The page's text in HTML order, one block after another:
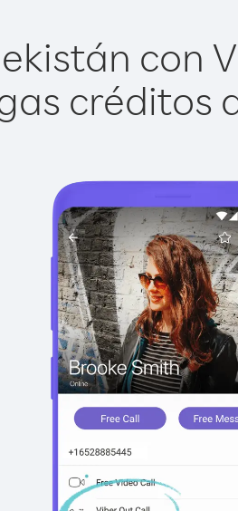
con
créditos